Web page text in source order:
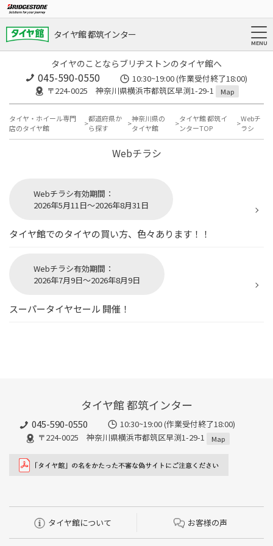
タイヤ館 都筑インター
タイヤのことならブリヂストンのタイヤ館へ
045-590-0550
10:30~19:00 (作業受付終了18:00)
〒224-0025 神奈川県横浜市都筑区早渕1-29-1
Map
タイヤ・ホイール専門
店のタイヤ館
都道府県か
ら探す
神奈川県の
タイヤ館
タイヤ館 都筑イ
ンターTOP
Webチ
ラシ
Webチラシ
Webチラシ有効期間：
2026年5月11日～2026年8月31日
タイヤ館でのタイヤの買い方、色々あります！！
Webチラシ有効期間：
2026年7月9日～2026年8月9日
スーパータイヤセール 開催！
タイヤ館 都筑インター
045-590-0550
10:30~19:00 (作業受付終了18:00)
〒224-0025 神奈川県横浜市都筑区早渕1-29-1
Map
タイヤ館について お客様の声